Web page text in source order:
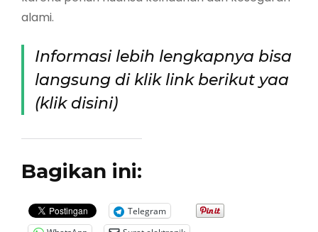
alami.
Informasi lebih lengkapnya bisa
langsung di klik link berikut yaa
(klik disini)
Bagikan ini:
Telegram